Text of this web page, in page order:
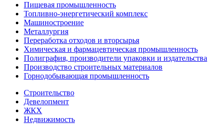
Пищевая промышленность
Топливно-энергетический комплекс
Машиностроение
Металлургия
Переработка отходов и вторсырья
Химическая и фармацевтическая промышленность
Полиграфия, производители упаковки и издательства
Производство строительных материалов
Горнодобывающая промышленность
Строительство
Девелопмент
ЖКХ
Недвижимость